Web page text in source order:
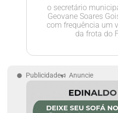
o secretário
Geovane Soares
com frequência um
da frota do
Publicidade Anuncie